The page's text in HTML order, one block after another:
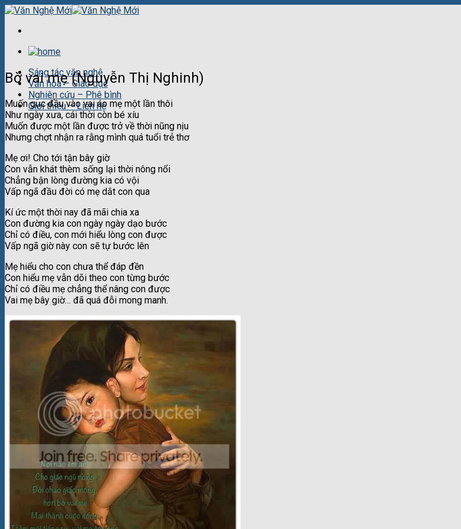
Skip
content
Sáng tác văn nghệ
Văn hóa – Giáo dục
Nghiên cứu – Phê bình
Giới thiệu – Liên hệ
Bờ vai mẹ (Nguyễn Thị Nghinh)
Muốn gục đầu vào vai áo mẹ một lần thôi
Như ngày xưa, cái thời còn bé xíu
Muốn được một lần được trở về thời nũng nịu
Nhưng chợt nhận ra rằng mình quá tuổi trẻ thơ
Mẹ ơi! Cho tới tận bây giờ
Con vẫn khát thèm sống lại thời nông nổi
Chẳng bận lòng đường kia có vội
Vấp ngã đầu đời có mẹ dắt con qua
Kí ức một thời nay đã mãi chia xa
Con đường kia con ngày ngày dạo bước
Chỉ có điều, con mới hiểu lòng con được
Vấp ngã giờ này con sẽ tự bước lên
Mẹ hiểu cho con chưa thể đáp đền
Con hiểu mẹ vẫn dõi theo con từng bước
Chỉ có điều mẹ chẳng thể nâng con được
Vai mẹ bây giờ… đã quá đỗi mong manh.